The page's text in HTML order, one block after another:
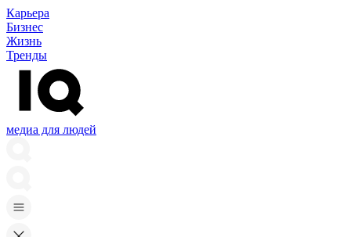
Карьера
Бизнес
Жизнь
Тренды
медиа для людей